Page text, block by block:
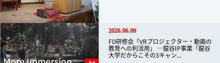
2026.06.09
FD研修会「VRプロジェクター・動画の
教育への利活用」 ―龍谷IP事業「龍谷
大学だからこその3キャン...